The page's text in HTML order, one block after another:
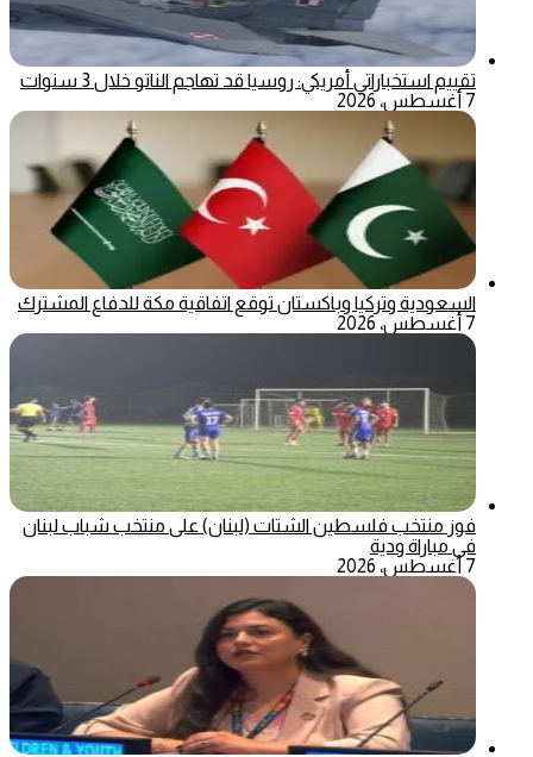
تقييم استخباراتي أمريكي: روسيا قد تهاجم الناتو خلال 3 سنوات
7 أغسطس، 2026
السعودية وتركيا وباكستان توقع اتفاقية مكة للدفاع المشترك
7 أغسطس، 2026
فوز منتخب فلسطين الشتات (لبنان) على منتخب شباب لبنان
في مباراة ودية
7 أغسطس، 2026